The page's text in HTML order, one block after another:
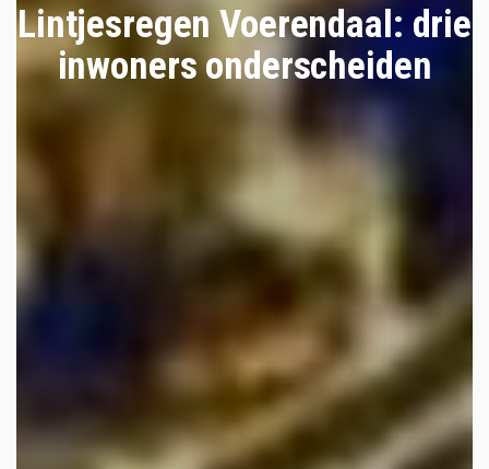
Lintjesregen Voerendaal: drie
inwoners onderscheiden